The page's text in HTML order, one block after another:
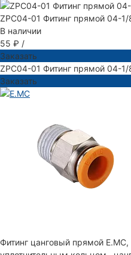
ZPC04-01 Фитинг прямой 04-1/
В наличии
55 ₽ /
Заказать
ZPC04-01 Фитинг прямой 04-1/
Заказать
Фитинг цанговый прямой